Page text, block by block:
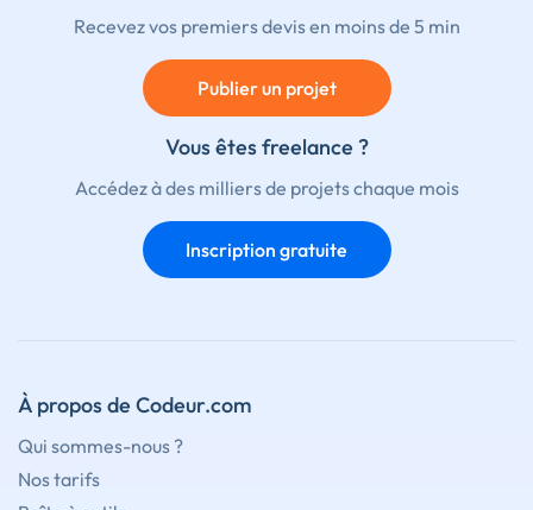
Recevez vos premiers devis en moins de 5 min
Publier un projet
Vous êtes freelance ?
Accédez à des milliers de projets chaque mois
Inscription gratuite
À propos de Codeur.com
Qui sommes-nous ?
Nos tarifs